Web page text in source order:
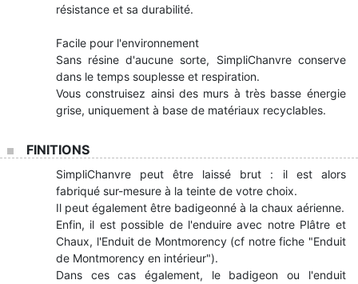
résistance et sa durabilité.
Facile pour l'environnement
Sans résine d'aucune sorte, SimpliChanvre conserve
dans le temps souplesse et respiration.
Vous construisez ainsi des murs à très basse énergie
grise, uniquement à base de matériaux recyclables.
FINITIONS
SimpliChanvre peut être laissé brut : il est alors
fabriqué sur-mesure à la teinte de votre choix.
Il peut également être badigeonné à la chaux aérienne.
Enfin, il est possible de l'enduire avec notre Plâtre et
Chaux, l'Enduit de Montmorency (cf notre fiche "Enduit
de Montmorency en intérieur").
Dans ces cas également, le badigeon ou l'enduit